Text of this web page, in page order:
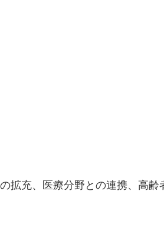
拡充、医療分野との連携、高